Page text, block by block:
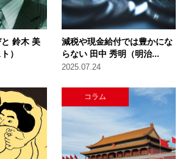
鈴木 美
）
減税や現金給付では豊かにな
らない 田中 秀明（明治...
2025.07.24
コラム